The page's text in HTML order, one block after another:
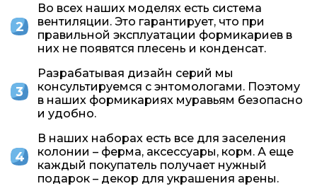
Во всех наших моделях есть система
вентиляции. Это гарантирует, что при
правильной эксплуатации формикариев в
них не появятся плесень и конденсат.
Разрабатывая дизайн серий мы
консультируемся с энтомологами. Поэтому
в наших формикариях муравьям безопасно
и удобно.
В наших наборах есть все для заселения
колонии – ферма, аксессуары, корм. А еще
каждый покупатель получает нужный
подарок – декор для украшения арены.